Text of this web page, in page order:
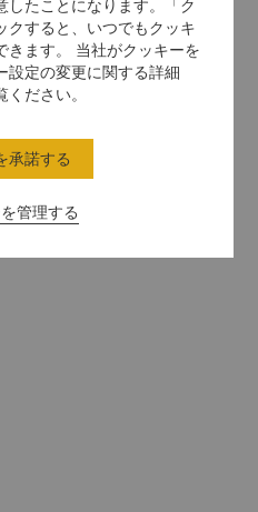
したことになります。「ク
クすると、いつでもクッキ
きます。 当社がクッキーを
設定の変更に関する詳細
ください。
管理する
承諾する